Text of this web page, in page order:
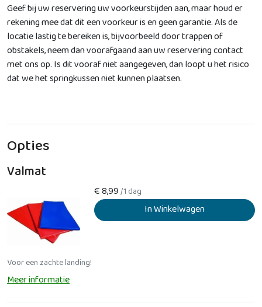
Geef bij uw reservering uw voorkeurstijden aan, maar houd er
rekening mee dat dit een voorkeur is en geen garantie. Als de
locatie lastig te bereiken is, bijvoorbeeld door trappen of
obstakels, neem dan voorafgaand aan uw reservering contact
met ons op. Is dit vooraf niet aangegeven, dan loopt u het risico
dat we het springkussen niet kunnen plaatsen.
Opties
Valmat
€8,99/1 dag
In Winkelwagen
Voor een zachte landing!
Meer informatie